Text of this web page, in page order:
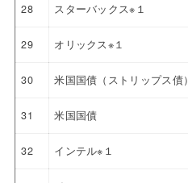
28 スターバックス※１
29 オリックス※１
30 米国国債（ストリップス債）
31 米国国債
32 インテル※１